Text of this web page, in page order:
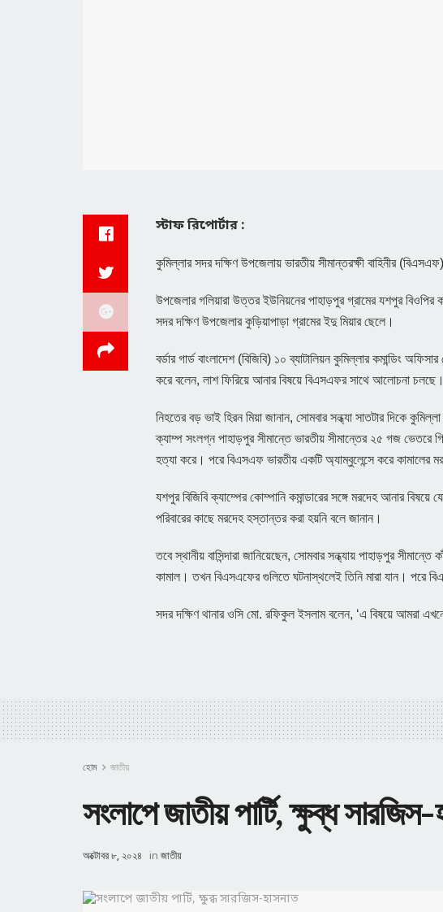
স্টাফ রিপোর্টার :
কুমিল্লার সদর দক্ষিণ উপজেলায় ভারতীয় সীমান্তরক্ষী বাহিনীর
উপজেলার গলিয়ারা উত্তর ইউনিয়নের পাহাড়পুর গ্রামের যশপুর বিওপির
সদর দক্ষিণ উপজেলার কুড়িয়াপাড়া গ্রামের ইদু মিয়ার ছেলে।
বর্ডার গার্ড বাংলাদেশ (বিজিবি) ১০ ব্যাটালিয়ন কুমিল্লার কমান্ডিং
করে বলেন, লাশ ফিরিয়ে আনার বিষয়ে বিএসএফর সাথে আলোচনা চলছে।
নিহতের বড় ভাই হিরন মিয়া জানান, সোমবার সন্ধ্যা সাতটার দিকে
ক্যাম্প সংলগ্ন পাহাড়পুর সীমান্তে ভারতীয় সীমান্তের ২৫ গজ ভেতরে
হত্যা করে। পরে বিএসএফ ভারতীয় একটি অ্যাম্বুলেন্সে করে কামালের
যশপুর বিজিবি ক্যাম্পের কোম্পানি কমান্ডারের সঙ্গে মরদেহ আনার
পরিবারের কাছে মরদেহ হস্তান্তর করা হয়নি বলে জানান।
তবে স্থানীয় বাসিন্দারা জানিয়েছেন, সোমবার সন্ধ্যায় পাহাড়পুর
কামাল। তখন বিএসএফের গুলিতে ঘটনাস্থলেই তিনি মারা যান। পরে
সদর দক্ষিণ থানার ওসি মো. রফিকুল ইসলাম বলেন, ‘এ বিষয়ে আমরা
হোম জাতীয়
সংলাপে জাতীয় পার্টি, ক্ষুব্ধ
অক্টোবর ৮, ২০২৪ in জাতীয়